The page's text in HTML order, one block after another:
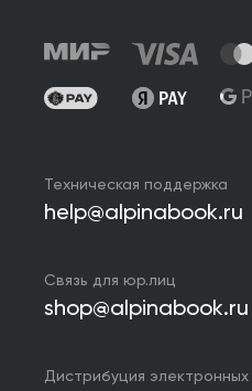
Техническая поддержка
help@alpinabook.ru
Связь для юр.лиц
shop@alpinabook.ru
Дистрибуция электронных